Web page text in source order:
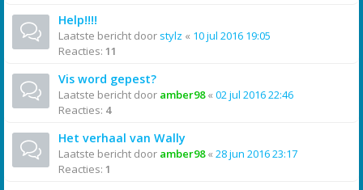
Help!!!!
Laatste bericht door stylz « 10 jul 2016 19:05
Reacties: 11
Vis word gepest?
Laatste bericht door amber98« 02 jul 2016 22:46
Reacties: 4
Het verhaal van Wally
Laatste bericht door amber98« 28 jun 2016 23:17
Reacties: 1